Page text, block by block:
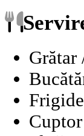
Grătar
Cuptor